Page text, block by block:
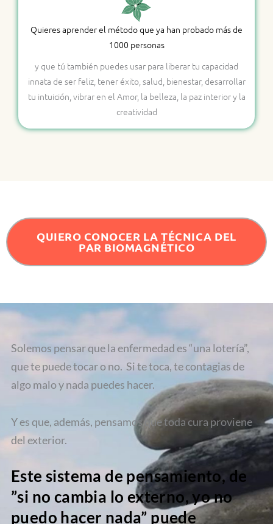
Quieres aprender el método que ya han probado más de
1000 personas
y que tú también puedes usar para liberar tu capacidad
innata de ser feliz, tener éxito, salud, bienestar, desarrollar
tu intuición, vibrar en el Amor, la belleza, la paz interior y la
creatividad
QUIERO CONOCER LA TÉCNICA DEL
PAR BIOMAGNÉTICO
Solemos pensar que la enfermedad es “una lotería”,
que te puede tocar o no. Si te toca, te contagias de
algo malo y nada puedes hacer.
Y es que, además, pensamos que toda cura proviene
del exterior.
Este sistema de pensamiento, de
”si no cambia lo externo, yo no
puedo hacer nada” puede